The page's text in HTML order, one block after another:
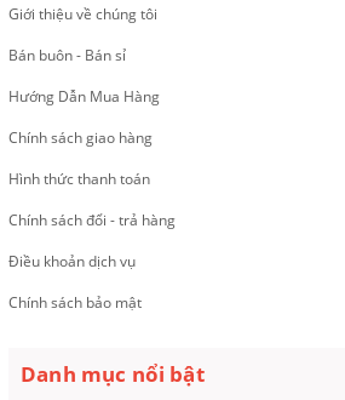
Giới thiệu về chúng tôi
Bán buôn - Bán sỉ
Hướng Dẫn Mua Hàng
Chính sách giao hàng
Hình thức thanh toán
Chính sách đổi - trả hàng
Điều khoản dịch vụ
Chính sách bảo mật
Danh mục nổi bật